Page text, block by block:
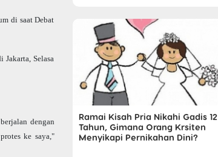
di saat Debat
Selasa
dengan
ke saya,"
Ramai Kisah Pria Nikahi Gadis 12
Tahun, Gimana Orang Krsiten
Menyikapi Pernikahan Dini?